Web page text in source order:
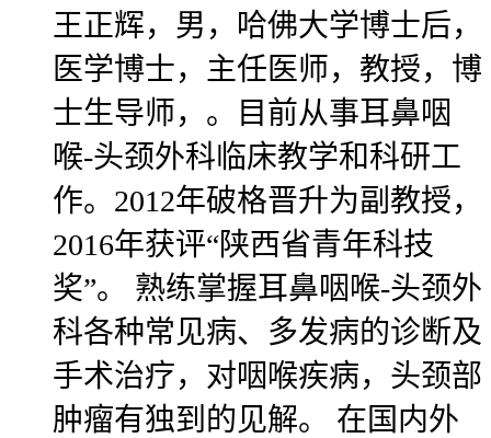
王正辉，男，哈佛大学博士后，
医学博士，主任医师，教授，博
士生导师，。目前从事耳鼻咽
喉-头颈外科临床教学和科研工
作。2012年破格晋升为副教授，
2016年获评“陕西省青年科技
奖”。 熟练掌握耳鼻咽喉-头颈外
科各种常见病、多发病的诊断及
手术治疗，对咽喉疾病，头颈部
肿瘤有独到的见解。 在国内外